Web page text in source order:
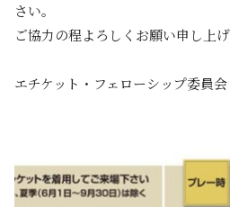
さい。
ご協力の程よろしくお願い申し上げ
エチケット・フェローシップ委員会